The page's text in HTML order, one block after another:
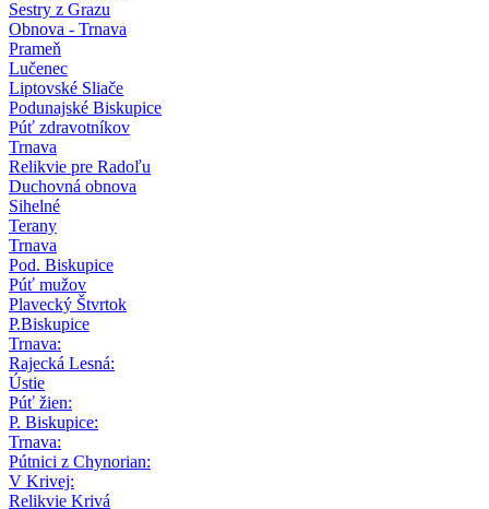
Sestry z Grazu
Obnova - Trnava
Prameň
Lučenec
Liptovské Sliače
Podunajské Biskupice
Púť zdravotníkov
Trnava
Relikvie pre Radoľu
Duchovná obnova
Sihelné
Terany
Trnava
Pod. Biskupice
Púť mužov
Plavecký Štvrtok
P.Biskupice
Trnava:
Rajecká Lesná:
Ústie
Púť žien:
P. Biskupice:
Trnava:
Pútnici z Chynorian:
V Krivej:
Relikvie Krivá